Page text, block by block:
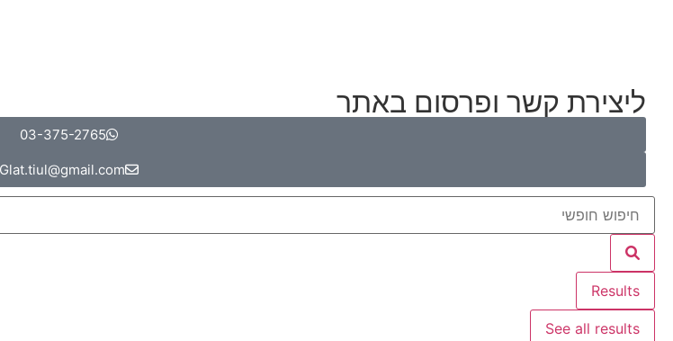
ליצירת קשר ופרסום באתר
03-375-2765
Glat.tiul@gmail.com
Results
See all results